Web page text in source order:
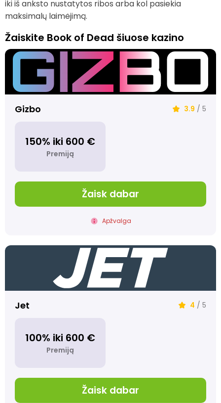
iki iš anksto nustatytos ribos arba kol pasiekia
maksimalų laimėjimą.
Žaiskite Book of Dead šiuose kazino
Gizbo 3.9 / 5
150% iki 600 €
Premiją
Žaisk dabar
Apžvalga
Jet 4 / 5
100% iki 600 €
Premiją
Žaisk dabar